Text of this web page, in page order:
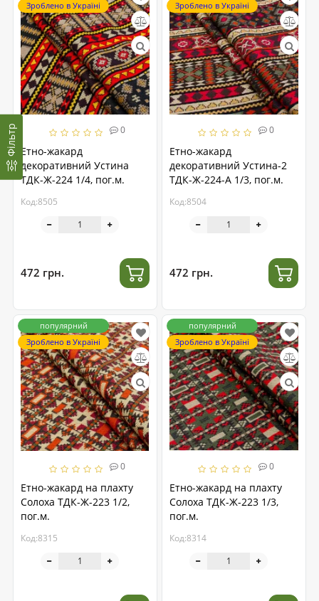
Фільтр 0
Етно-жакард
декоративний Устина
ТДК-Ж-224 1/4, пог.м.
Код:8505
Зроблено в Україні
472 грн.
0
Етно-жакард
декоративний Устина-2
ТДК-Ж-224-А 1/3, пог.м.
Код:8504
Зроблено в Україні
472 грн.
0
Етно-жакард на плахту
Солоха ТДК-Ж-223 1/2,
пог.м.
Код:8315
популярний
Зроблено в Україні
0
Етно-жакард на плахту
Солоха ТДК-Ж-223 1/3,
пог.м.
Код:8314
популярний
Зроблено в Україні